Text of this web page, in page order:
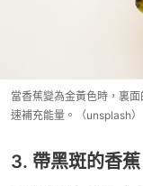
當香蕉變為金黃色時，裏
速補充能量。（unsplash）
3. 帶黑斑的香